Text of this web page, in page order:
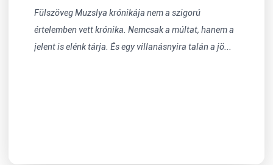
Fülszöveg Muzslya krónikája nem a szigorú
értelemben vett krónika. Nemcsak a múltat, hanem a
jelent is elénk tárja. És egy villanásnyira talán a jö...